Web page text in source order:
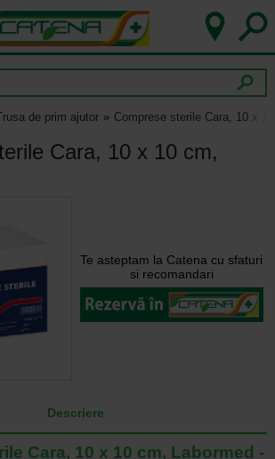
de prim ajutor Comprese sterile Cara, 10 x
Cara, 10 x 10 cm,
Te asteptam la Catena cu sfaturi
si recomandari
Descriere
Cara, 10 x 10 cm, Labormed -